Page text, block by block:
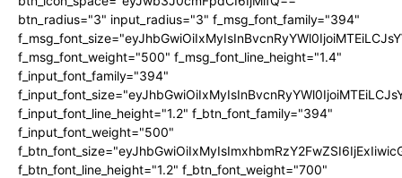
btn_radius="3" input_radius="3" f_msg_font_family="394"
f_msg_font_weight="500" f_msg_font_line_height="1.4"
f_input_font_family="394"
f_input_font_line_height="1.2" f_btn_font_family="394"
f_input_font_weight="500"
f_btn_font_line_height="1.2" f_btn_font_weight="700"